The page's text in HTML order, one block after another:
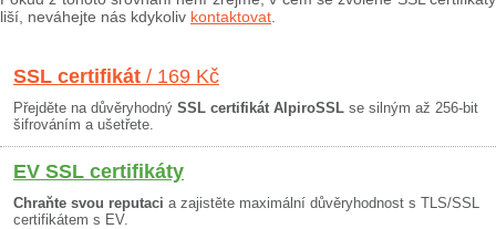
liší, neváhejte nás kdykoliv kontaktovat
SSL certifikát / 169 Kč
Přejděte na důvěryhodný SSL certifikát AlpiroSSL se silným až 256-bit
šifrováním a ušetřete.
EV SSL certifikáty
Chraňte svou reputaci a zajistěte maximální důvěryhodnost s TLS/SSL
certifikátem s EV.